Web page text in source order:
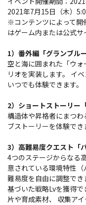
2021年7月15日（木）
※コンテンツによって開
はゲーム内または公式サ
1）番外編「グランブルー
空と海に囲まれた「ウ
リオを実装します。 イ
いつでも体験できます。
2）ショートストーリー
構造体や昇格者にまつ
ブストーリーを体験でき
3）高難易度クエスト「
4つのステージからなる
意されている環境特性
難易度を自由に調整で
基づいた戦略Lvを獲得
片や育成素材、 収集アイ